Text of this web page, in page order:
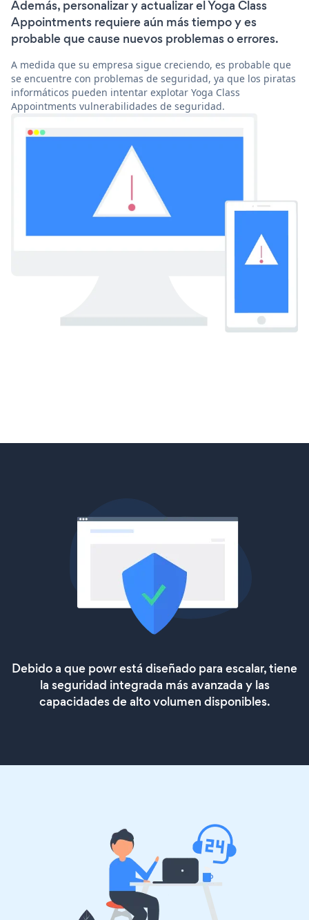
Además, personalizar y actualizar el Yoga Class
Appointments requiere aún más tiempo y es
probable que cause nuevos problemas o errores.
A medida que su empresa sigue creciendo, es probable que
se encuentre con problemas de seguridad, ya que los piratas
informáticos pueden intentar explotar Yoga Class
Appointments vulnerabilidades de seguridad.
Debido a que powr está diseñado para escalar, tiene
la seguridad integrada más avanzada y las
capacidades de alto volumen disponibles.